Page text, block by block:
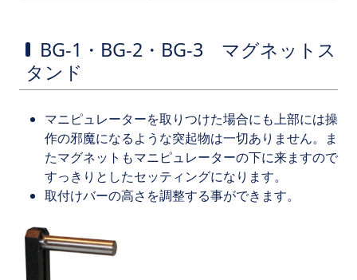
BG-1・BG-2・BG-3 マグネットス
タンド
マニピュレーターを取りつけた場合にも上部には操
作の邪魔になるような突起物は一切ありません。ま
たマグネットもマニピュレーターの下に来ますので
すっきりとしたセッティングになります。
取付けバーの高さを調整する事ができます。